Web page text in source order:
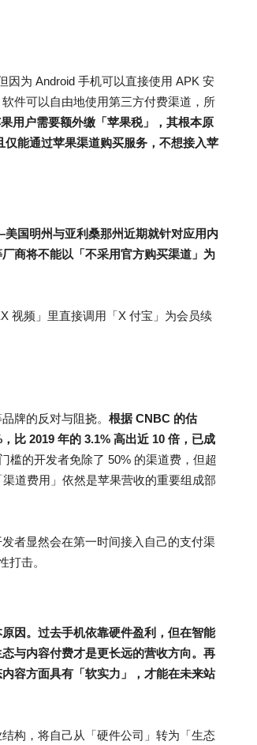
因为 Android 手机可以直接使用 APK 安
件可以自由地使用第三方付费渠道，所
用户需要额外缴「苹果税」，其根本原
能通过苹果渠道购买服务，不想接入苹
国明州与亚利桑那州近期就针对应用内
商将不能以「不采用官方购买渠道」为
视频」里直接调用「X 付宝」为会员续
牌的反对与阻挠。 根据 CNBC 的估
比 2019 年的 3.1% 高出近 10 倍，已成
槛的开发者免除了 50% 的渠道费，但超
道费用」依然是苹果营收的重要组成部
者显然会在第一时间接入自己的支付渠
打击。
因。过去手机依靠硬件盈利，但在智能
与内容付费才是更长远的营收方向。再
容方面具有「软实力」，才能在未来站
构，将自己从「硬件公司」转为「生态